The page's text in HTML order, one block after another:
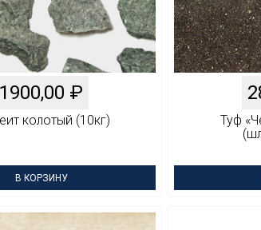
1900,00 ₽
колотый (10кг)
В КОРЗИНУ
Туф